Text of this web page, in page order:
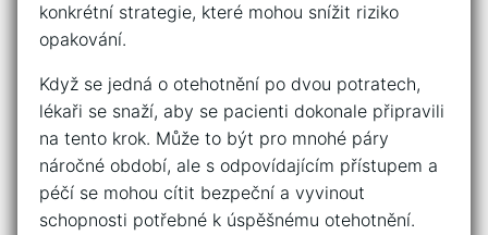
konkrétní strategie, které mohou snížit riziko
opakování.
Když se jedná o otehotnění po dvou potratech,
lékaři se snaží, aby se pacienti dokonale připravili
na tento krok. Může to být pro mnohé páry
náročné období, ale s odpovídajícím přístupem a
péčí se mohou cítit bezpeční a vyvinout
schopnosti potřebné k úspěšnému otehotnění.